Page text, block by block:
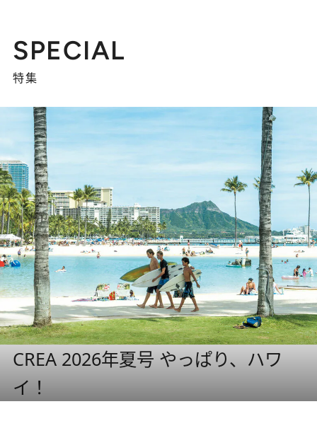
SPECIAL
特集
CREA 2026年夏号 やっぱり、ハワ
イ！